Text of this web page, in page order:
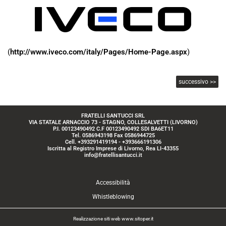
(http://www.iveco.com/italy/Pages/Home-Page.aspx)
successivo >>
FRATELLI SANTUCCI SRL
VIA STATALE ARNACCIO 73 - STAGNO, COLLESALVETTI (LIVORNO)
P.I. 00123490492 C.F 00123490492 SDI BA6ET11
Tel. 0586943198 Fax 0586944725
Cell. +393291419194 - +393666191306
Iscritta al Registro Imprese di Livorno, Rea LI-43355
info@fratellisantucci.it
Accessibilità
Whistleblowing
Realizzazione siti web www.sitoper.it